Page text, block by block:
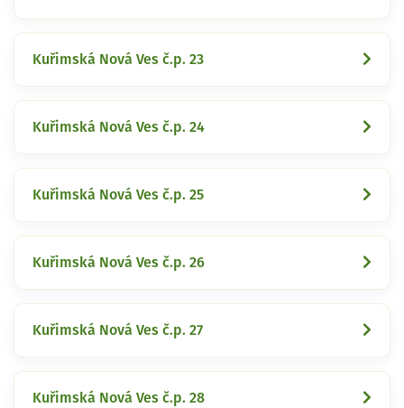
Kuřimská Nová Ves č.p. 23
Kuřimská Nová Ves č.p. 24
Kuřimská Nová Ves č.p. 25
Kuřimská Nová Ves č.p. 26
Kuřimská Nová Ves č.p. 27
Kuřimská Nová Ves č.p. 28